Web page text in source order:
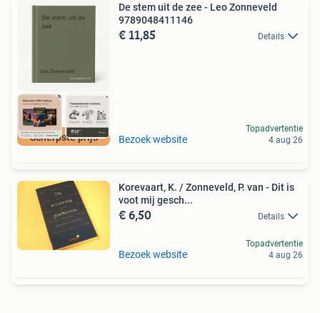
Scherpste prijs
De stem uit de zee - Leo Zonneveld
9789048411146
€ 11,85 Details
Bezoek website
Topadvertentie
4 aug 26
Korevaart, K. / Zonneveld, P. van - Dit is
voot mij gesch...
€ 6,50 Details
Bezoek website
Topadvertentie
4 aug 26